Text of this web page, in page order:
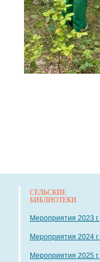
СЕЛЬСКИЕ
БИБЛИОТЕКИ
Мероприятия 2023 г.
Мероприятия 2024 г.
Мероприятия 2025 г.